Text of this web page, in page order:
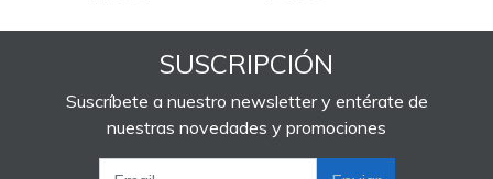
SUSCRIPCIÓN
Suscríbete a nuestro newsletter y entérate de
nuestras novedades y promociones